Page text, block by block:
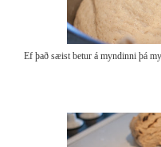
Ef það sæist betur á myndinni þá